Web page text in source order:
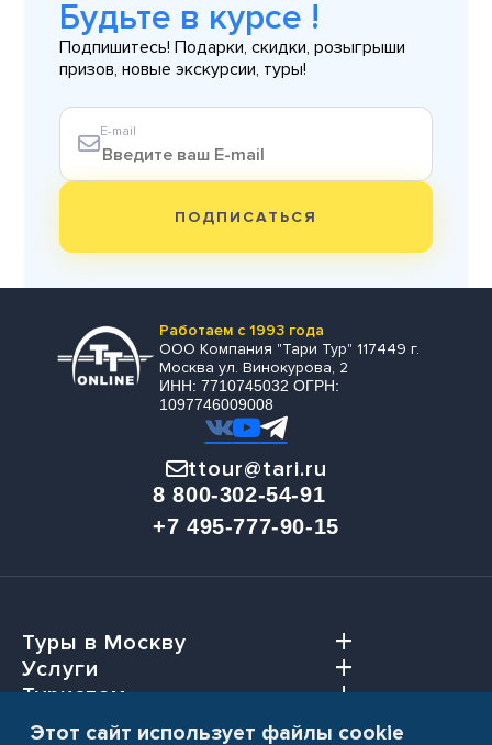
Будьте в курсе !
Подпишитесь! Подарки, скидки, розыгрыши
призов, новые экскурсии, туры!
E-mail
ПОДПИСАТЬСЯ
Работаем с 1993 года
ООО Компания "Тари Тур" 117449 г.
Москва ул. Винокурова, 2
ИНН: 7710745032 ОГРН:
1097746009008
ttour@tari.ru
8 800-302-54-91
+7 495-777-90-15
Туры в Москву
Услуги
Туристам
Агентствам
Этот сайт использует файлы cookie